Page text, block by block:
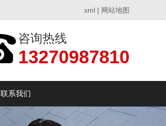
xml | 网站地图
咨询热线
13270987810
联系我们